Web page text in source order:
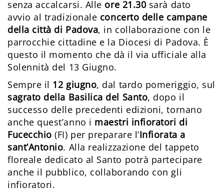
senza accalcarsi. Alle ore 21.30sarà dato
avvio al tradizionale concerto delle campane
della città di Padova, in collaborazione con le
parrocchie cittadine e la Diocesi di Padova. È
questo il momento che dà il via ufficiale alla
Solennità del 13 Giugno.
Sempre il 12 giugno, dal tardo pomeriggio, sul
sagrato della Basilica del Santo, dopo il
successo delle precedenti edizioni, tornano
anche quest’anno i maestri infioratori di
Fucecchio (FI) per preparare l’Infiorata a
sant’Antonio. Alla realizzazione del tappeto
floreale dedicato al Santo potrà partecipare
anche il pubblico, collaborando con gli
infioratori.